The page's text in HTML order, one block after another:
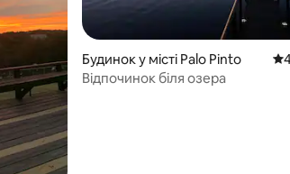
Будинок у місті Palo Pinto
Відпочинок біля озера